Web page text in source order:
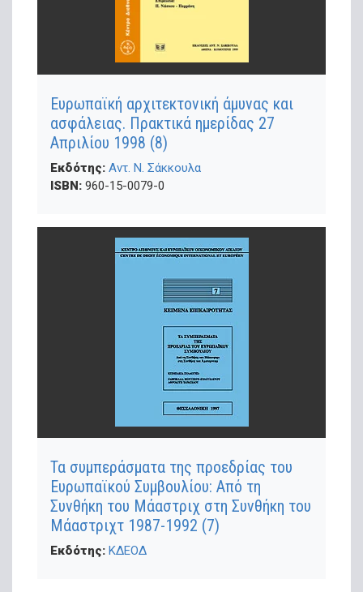
Ευρωπαϊκή αρχιτεκτονική άμυνας και
ασφάλειας. Πρακτικά ημερίδας 27
Απριλίου 1998 (8)
Εκδότης: Αντ. Ν. Σάκκουλα
ISBN: 960-15-0079-0
Τα συμπεράσματα της προεδρίας του
Ευρωπαϊκού Συμβουλίου: Από τη
Συνθήκη του Μάαστριχ στη Συνθήκη του
Μάαστριχτ 1987-1992 (7)
Εκδότης: ΚΔΕΟΔ